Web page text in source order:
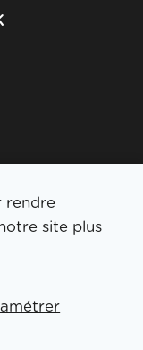
rendre
site plus